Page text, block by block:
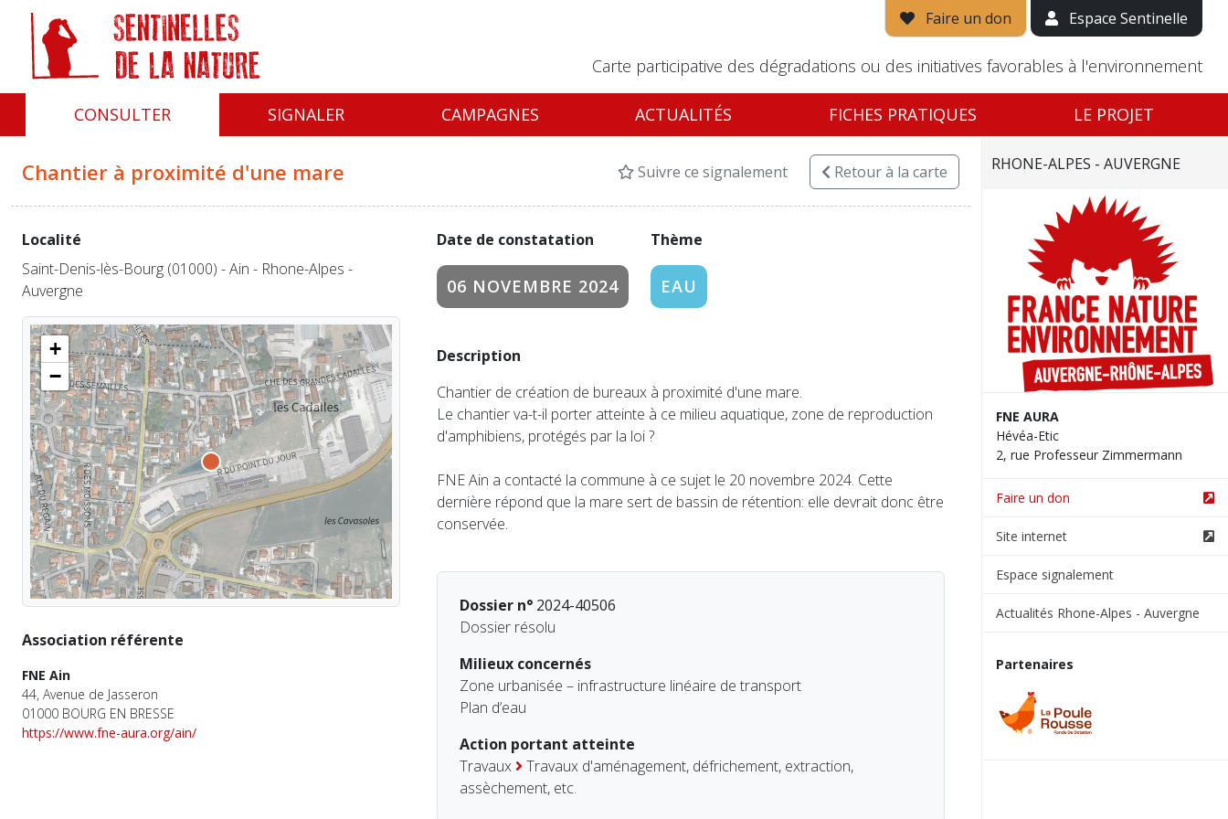
Faire un don Espace Sentinelle
Carte participative des dégradations ou des initiatives favorables à l'environnement
CONSULTER SIGNALER CAMPAGNES ACTUALITÉS FICHES PRATIQUES LE PROJET
Chantier à proximité d'une mare Suivre ce signalement Retourà la carte
Date de constatation
06 NOVEMBRE 2024
Thème
EAU
Description
Chantier de création de bureaux à proximité d'une mare.
Le chantier va-t-il porter atteinte à ce milieu aquatique, zone de reproduction
d'amphibiens, protégés par la loi ?
FNE Ain a contacté la commune à ce sujet le 20 novembre 2024. Cette
dernière répond que la mare sert de bassin de rétention: elle devrait donc être
conservée.
Dossier n°2024-40506
Dossier résolu
Milieux concernés
Zone urbanisée – infrastructure linéaire de transport
Plan d’eau
Action portant atteinte
Travaux
Travaux d'aménagement, défrichement, extraction,
assèchement, etc.
Localité
Saint-Denis-lès-Bourg (01000) - Ain - Rhone-Alpes -
Auvergne
+
−
Association référente
FNE Ain
44, Avenue de Jasseron
01000 BOURG EN BRESSE
https://www.fne-aura.org/ain/
RHONE-ALPES - AUVERGNE
FNE AURA
Hévéa-Etic
2, rue Professeur Zimmermann
Faire un don
Site internet
Espace signalement
Actualités Rhone-Alpes - Auvergne
Partenaires
Panneau de gestion des cookies